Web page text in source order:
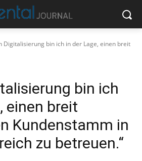
Digitalisierung bin ich in der Lage, einen breit
bin ich
einen breit
Kundenstamm in
zu betreuen.“